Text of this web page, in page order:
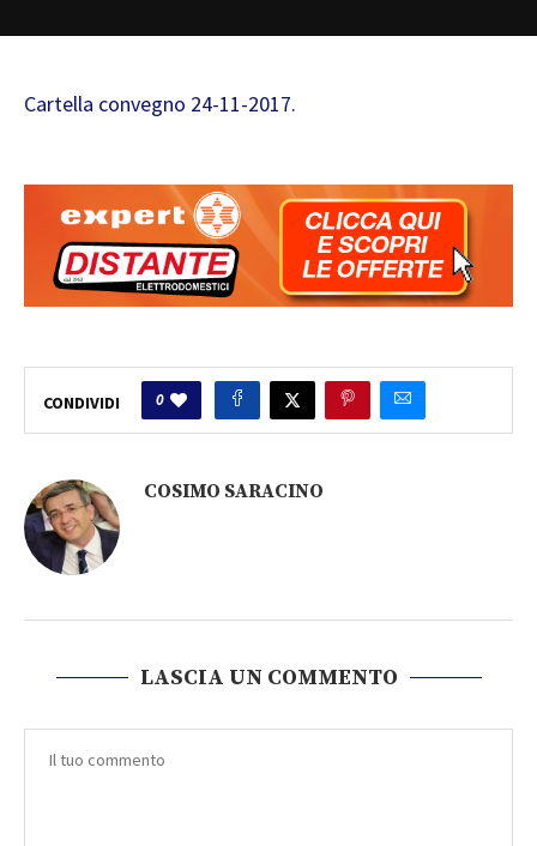
Cartella convegno 24-11-2017.
CONDIVIDI 0
COSIMO SARACINO
LASCIA UN COMMENTO